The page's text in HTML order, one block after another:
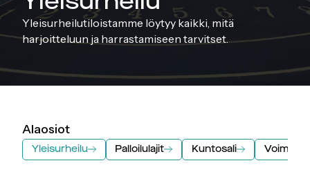
Yleisurheilutiloistamme löytyy kaikki, mitä
harjoitteluun ja harrastamiseen tarvitset.
Alaosiot
Yleisurheilu Palloilulajit Kuntosali